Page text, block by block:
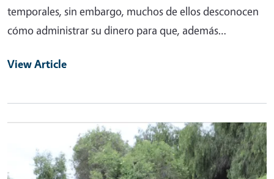
temporales, sin embargo, muchos de ellos desconocen
cómo administrar su dinero para que, además…
View Article